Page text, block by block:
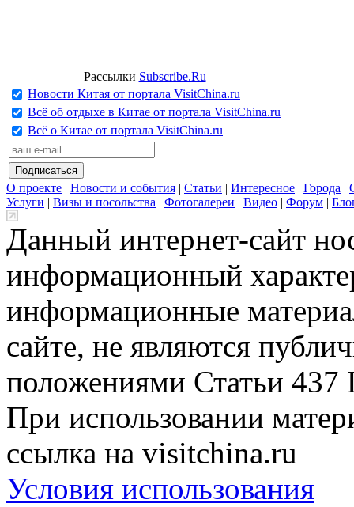
Рассылки Subscribe.Ru
Новости Китая от портала VisitChina.ru
Всё об отдыхе в Китае от портала VisitChina.ru
Всё о Китае от портала VisitChina.ru
О проекте | Новости и события | Статьи | Интересное | Города |
Услуги | Визы и посольства | Фотогалереи | Видео | Форум |
Данный интернет-сайт
информационный
информационные
сайте, не являются
положениями Статьи 437
При использовании
ссылка на visitchina.ru
Условия использования